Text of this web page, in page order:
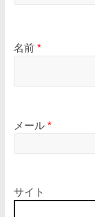
名前 *
メール *
サイト